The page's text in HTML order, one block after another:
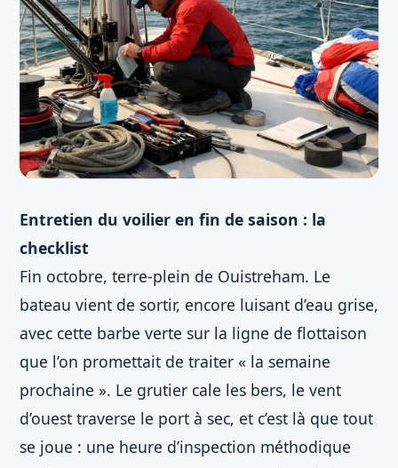
Entretien du voilier en fin de saison : la
checklist
Fin octobre, terre-plein de Ouistreham. Le
bateau vient de sortir, encore luisant d’eau grise,
avec cette barbe verte sur la ligne de flottaison
que l’on promettait de traiter « la semaine
prochaine ». Le grutier cale les bers, le vent
d’ouest traverse le port à sec, et c’est là que tout
se joue : une heure d’inspection méthodique